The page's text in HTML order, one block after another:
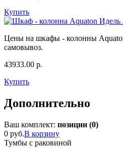
Купить
Цены на шкафы - колонны
самовывоз.
43933.00 р.
Купить
Дополнительно
Ваш комплект: позиции (0)
0 руб.В корзину
Тумбы с раковиной